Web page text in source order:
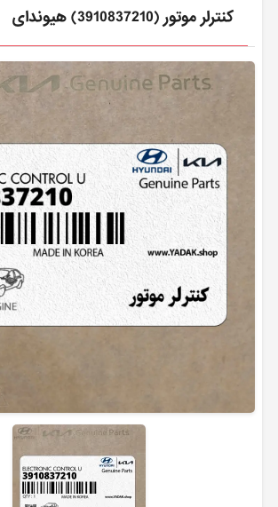
كنترلر موتور (3910837210) هیوندای